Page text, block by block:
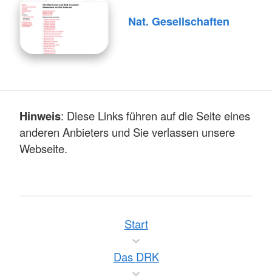
Nat. Gesellschaften
Hinweis: Diese Links führen auf die Seite eines
anderen Anbieters und Sie verlassen unsere
Webseite.
Start
Das DRK